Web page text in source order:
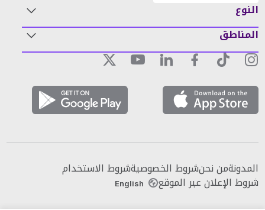
النوع
المناطق
المدونةمن نحنشروط الخصوصيةشروط الاستخدام
شروط الإعلان عبر الموقع English